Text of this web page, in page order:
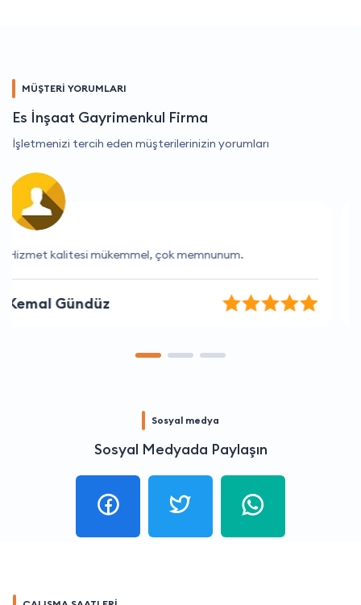
MÜŞTERİ YORUMLARI
Es İnşaat Gayrimenkul Firma
İşletmenizi tercih eden müşterilerinizin yorumları
Hızlı ve verimli bir hizmet aldım.
Aydın Ayaz
Sosyal medya
Sosyal Medyada Paylaşın